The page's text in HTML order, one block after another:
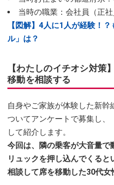
当時の職業：会社員（正社
【図解】4人に1人が経験！
ル」は？
【わたしのイチオシ対策
移動を相談する
自身やご家族が体験した新
ついてアンケートで募集し、
して紹介します。
今回は、隣の乗客が大音量で
リュックを押し込んでくる
相談して席を移動した30代女